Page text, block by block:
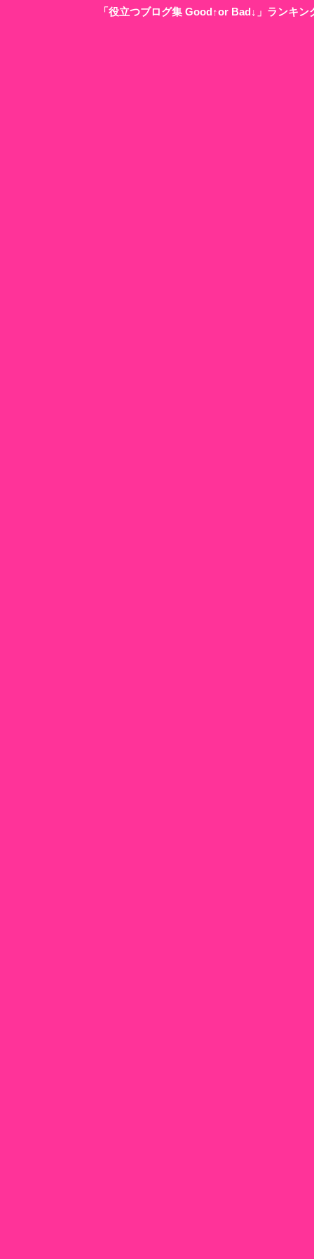
「役立つブログ集 Good↑or Bad↓」ランキ